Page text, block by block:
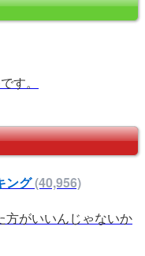
す。
ング(40,956)
方がいいんじゃないか